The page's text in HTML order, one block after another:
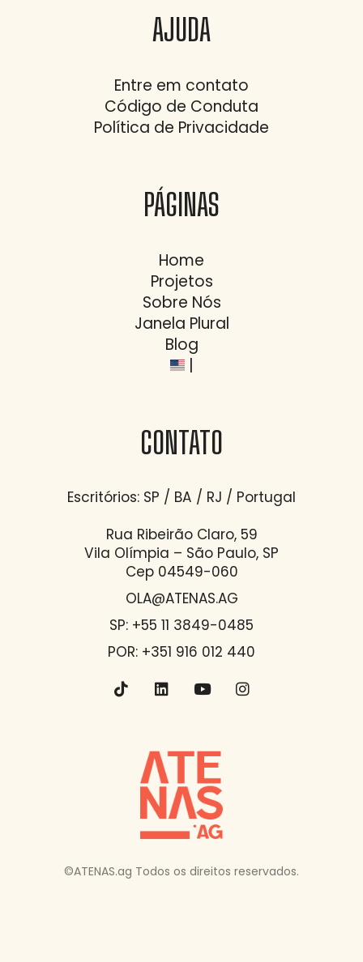
AJUDA
Entre em contato
Código de Conduta
Política de Privacidade
PÁGINAS
Home
Projetos
Sobre Nós
Janela Plural
Blog
|
CONTATO
Escritórios: SP / BA / RJ / Portugal
Rua Ribeirão Claro, 59
Vila Olímpia – São Paulo, SP
Cep 04549-060
OLA@ATENAS.AG
SP: +55 11 3849-0485
POR: +351 916 012 440
©ATENAS.ag Todos os direitos reservados.